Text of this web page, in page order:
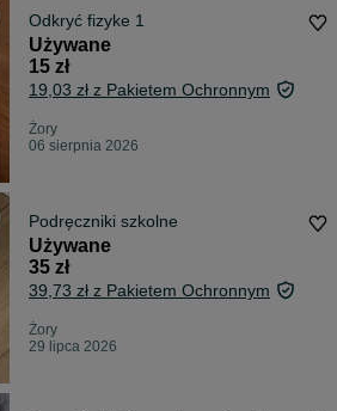
Odkryć fizyke 1
Używane
15 zł
19,03 zł z Pakietem Ochronnym
Żory
06 sierpnia 2026
Podręczniki szkolne
Używane
35 zł
39,73 zł z Pakietem Ochronnym
Żory
29 lipca 2026